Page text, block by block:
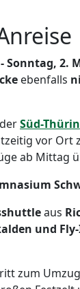
2.
ebenfalls
Süd-
vor
ab Mittag
aus
und
zum